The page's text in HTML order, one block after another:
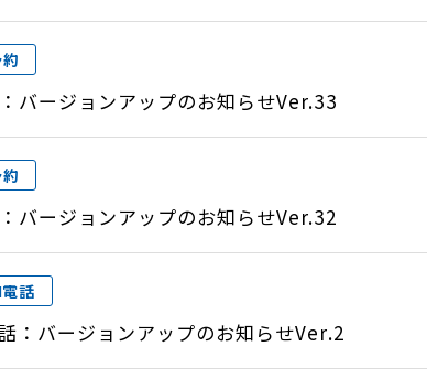
バージョンアップのお知らせVer.33
バージョンアップのお知らせVer.32
話
：バージョンアップのお知らせVer.2